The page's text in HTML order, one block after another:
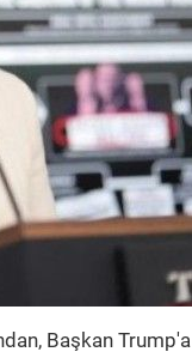
Başkan Trump'a